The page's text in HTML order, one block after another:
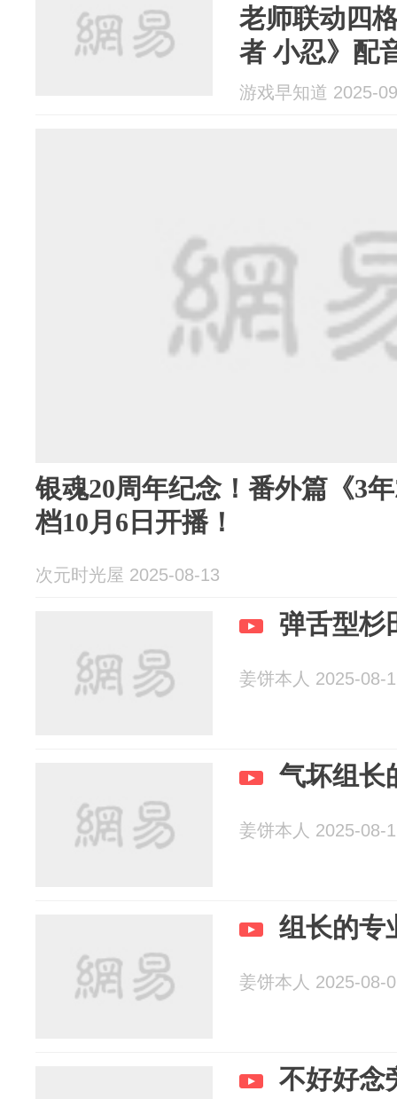
老师联动四
者 小忍》配
游戏早知道 2025-
银魂20周年纪念！番外篇《3
档10月6日开播！
次元时光屋 2025-08-13
弹舌型杉
姜饼本人 2025-08-
气坏组长
姜饼本人 2025-08-
组长的专
姜饼本人 2025-08-
不好好念